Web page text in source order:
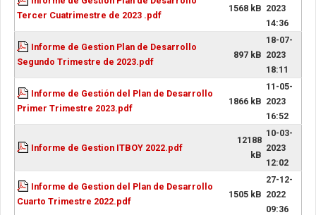
Tercer Cuatrimestre de 2023 .pdf
1568 kB 2023
14:36
Informe de Gestion Plan de Desarrollo
Segundo Trimestre de 2023.pdf
897 kB
18-07-
2023
18:11
Informe de Gestión del Plan de Desarrollo
Primer Trimestre 2023.pdf
1866 kB
11-05-
2023
16:52
Informe de Gestion ITBOY 2022.pdf
12188
kB
10-03-
2023
12:02
Informe de Gestion del Plan de Desarrollo
Cuarto Trimestre 2022.pdf
1505 kB
27-12-
2022
09:36